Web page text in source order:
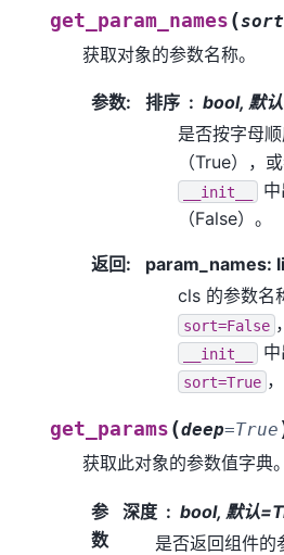
get_param_names (sort
获取对象的参数名称。
参数: 排序
bool, 默
是否按字母
（True），
__init__
（False）。
返回:
param_names:
cls 的参数名
sort=False
__init__
sort=True
get_params (deep=True
获取此对象的参数值字典。
参
数
深度
bool, 默认
是否返回组件的